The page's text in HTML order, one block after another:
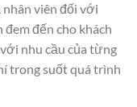
nhân viên đối với
đem đến cho khách
nhu cầu của từng
trong suốt quá trình